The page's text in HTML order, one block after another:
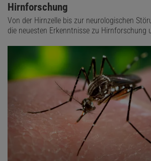
Hirnforschung
Von der Hirnzelle bis zur neurologischen
die neuesten Erkenntnisse zu Hirnforschung